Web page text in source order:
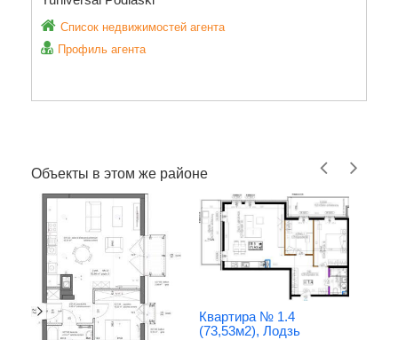
Список недвижимостей агента
Профиль агента
Объекты в этом же районе
Квартира № 1.4
(73,53м2), Лодзь